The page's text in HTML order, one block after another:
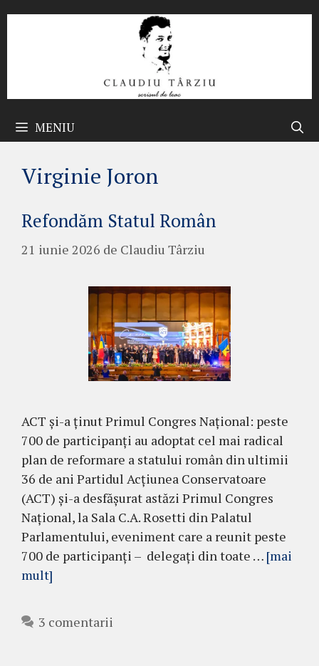
MENIU
Virginie Joron
Refondăm Statul Român
21 iunie 2026 de Claudiu Târziu
ACT și-a ținut Primul Congres Național: peste
700 de participanți au adoptat cel mai radical
plan de reformare a statului român din ultimii
36 de ani Partidul Acțiunea Conservatoare
(ACT) și-a desfășurat astăzi Primul Congres
Național, la Sala C.A. Rosetti din Palatul
Parlamentului, eveniment care a reunit peste
700 de participanți – delegați din toate … [mai
mult]
3 comentarii